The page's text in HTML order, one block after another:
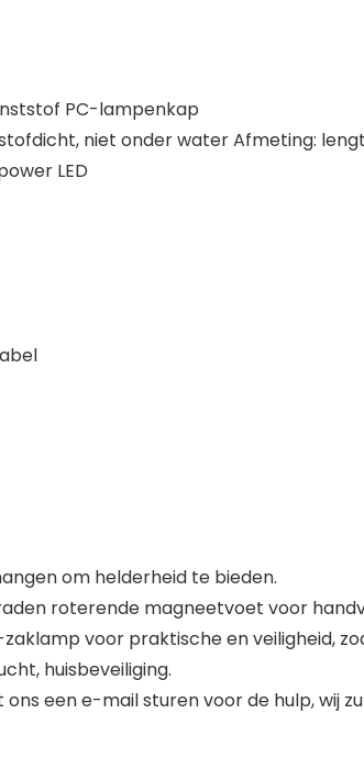
PC-lampenkap
niet onder water Afmeting:
LED
om helderheid te bieden.
roterende magneetvoet voor
voor praktische en veiligheid,
huisbeveiliging.
een e-mail sturen voor de hulp, wij